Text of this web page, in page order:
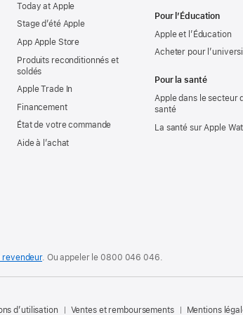
Today at Apple
Stage d’été Apple
App Apple Store
Produits reconditionnés et
soldés
Apple Trade In
Financement
État de votre commande
Aide à l’achat
Pour l’Éducation
Apple et l’Éducation
Acheter pour
Pour la santé
Apple dans le secteur
santé
La santé sur Apple
revendeur. Ouappeler le0800 046 046.
d’utilisation Ventes et remboursements Mentions